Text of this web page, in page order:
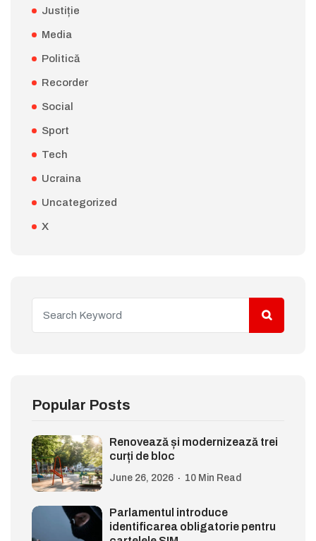
Justiție
Media
Politică
Recorder
Social
Sport
Tech
Ucraina
Uncategorized
X
Popular Posts
Renovează și modernizează trei
curți de bloc
June 26, 2026 10 Min Read
Parlamentul introduce
identificarea obligatorie pentru